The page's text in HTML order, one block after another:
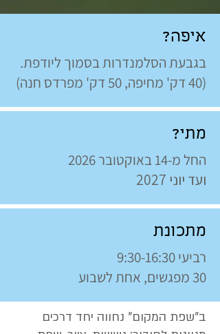
איפה?
בגבעת הסלמנדרות בסמוך ליודפת.
(40 דק' מחיפה, 50 דק' מפרדס חנה)
מתי?
החל מ-14 באוקטובר 2026
ועד יוני 2027
מתכונת
רביעי 9:30-16:30
30 מפגשים, אחת לשבוע
ב"שפת המקום" נחווה יחד דרכים